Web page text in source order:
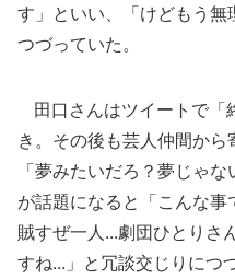
す」といい、「けどもう
つづっていた。
田口さんはツイートで「
き。その後も芸人仲間から
「夢みたいだろ？夢じゃ
が話題になると「こんな
賊すぜ一人...劇団ひとりさ
すね...」と冗談交じりにつ